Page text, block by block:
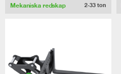
Mekaniska redskap 2-33 ton